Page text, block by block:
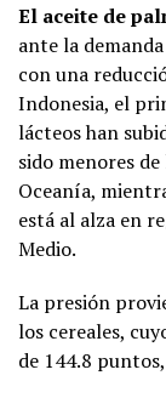
El aceite de
ante la
con una
Indonesia, el
lácteos han
sido menores
Oceanía,
está al alza en
Medio.
La presión
los cereales,
de 144.8